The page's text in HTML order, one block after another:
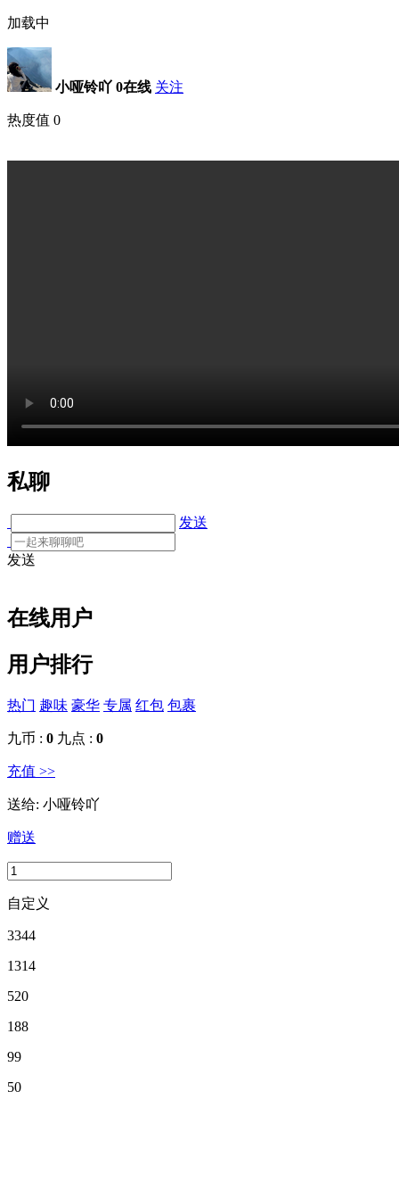
加载中
小哑铃吖 0在线 关注
热度值 0
私聊
发送
发送
在线用户
用户排行
热门 趣味 豪华 专属 红包 包裹
九币 : 0 九点 : 0
充值 >>
送给: 小哑铃吖
赠送
自定义
3344
1314
520
188
99
50